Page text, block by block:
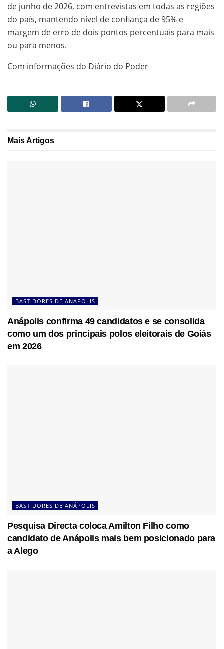
de junho de 2026, com entrevistas em todas as regiões
do país, mantendo nível de confiança de 95% e
margem de erro de dois pontos percentuais para mais
ou para menos.
Com informações do Diário do Poder
MaisArtigos
BASTIDORES DE ANÁPOLIS
Anápolis confirma 49 candidatos e se consolida
como um dos principais polos eleitorais de Goiás
em 2026
BASTIDORES DE ANÁPOLIS
Pesquisa Directa coloca Amilton Filho como
candidato de Anápolis mais bem posicionado para
a Alego